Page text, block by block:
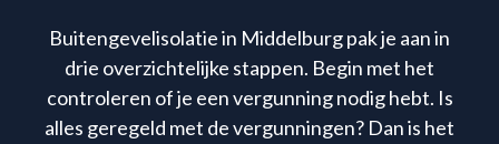
Buitengevelisolatie in Middelburg pak je aan in
drie overzichtelijke stappen. Begin met het
controleren of je een vergunning nodig hebt. Is
alles geregeld met de vergunningen? Dan is het